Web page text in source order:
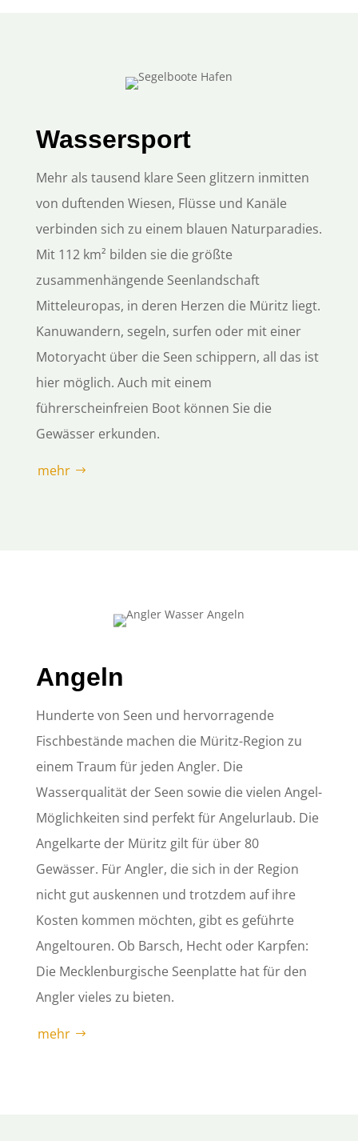
Wassersport
Mehr als tausend klare Seen glitzern inmitten
von duftenden Wiesen, Flüsse und Kanäle
verbinden sich zu einem blauen Naturparadies.
Mit 112 km² bilden sie die größte
zusammenhängende Seenlandschaft
Mitteleuropas, in deren Herzen die Müritz liegt.
Kanuwandern, segeln, surfen oder mit einer
Motoryacht über die Seen schippern, all das ist
hier möglich. Auch mit einem
führerscheinfreien Boot können Sie die
Gewässer erkunden.
mehr
Angeln
Hunderte von Seen und hervorragende
Fischbestände machen die Müritz-Region zu
einem Traum für jeden Angler. Die
Wasserqualität der Seen sowie die vielen Angel-
Möglichkeiten sind perfekt für Angelurlaub. Die
Angelkarte der Müritz gilt für über 80
Gewässer. Für Angler, die sich in der Region
nicht gut auskennen und trotzdem auf ihre
Kosten kommen möchten, gibt es geführte
Angeltouren. Ob Barsch, Hecht oder Karpfen:
Die Mecklenburgische Seenplatte hat für den
Angler vieles zu bieten.
mehr